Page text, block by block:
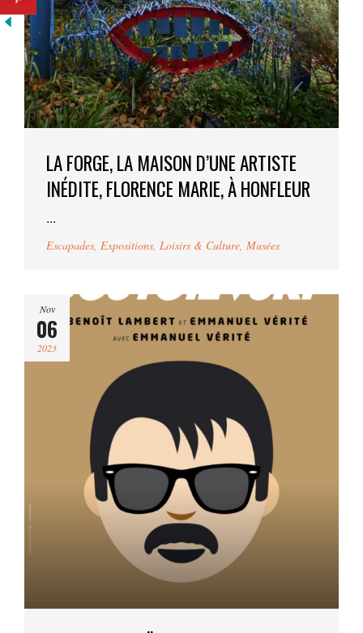
LA FORGE, LA MAISON D’UNE ARTISTE
INÉDITE, FLORENCE MARIE, À HONFLEUR
...
Escapades, Expositions, Loisirs & Culture, Musées
Nov
06
2023